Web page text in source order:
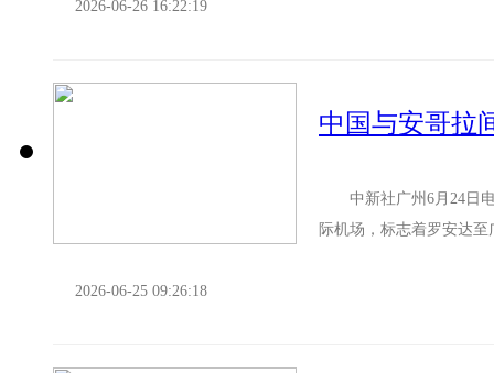
2026-06-26 16:22:19
中国与安哥拉
中新社广州6月24日电
际机场，标志着罗安达
2026-06-25 09:26:18